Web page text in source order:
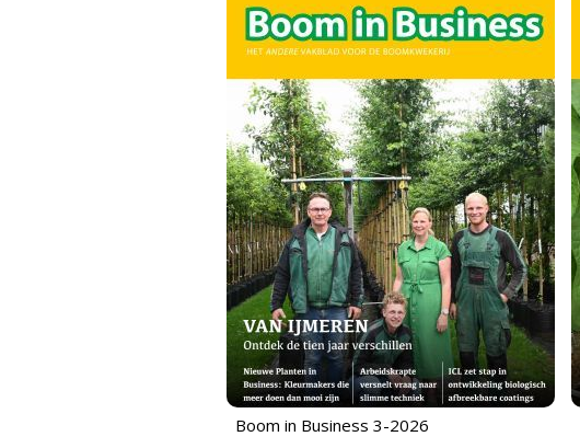
Boom in Business 3-2026